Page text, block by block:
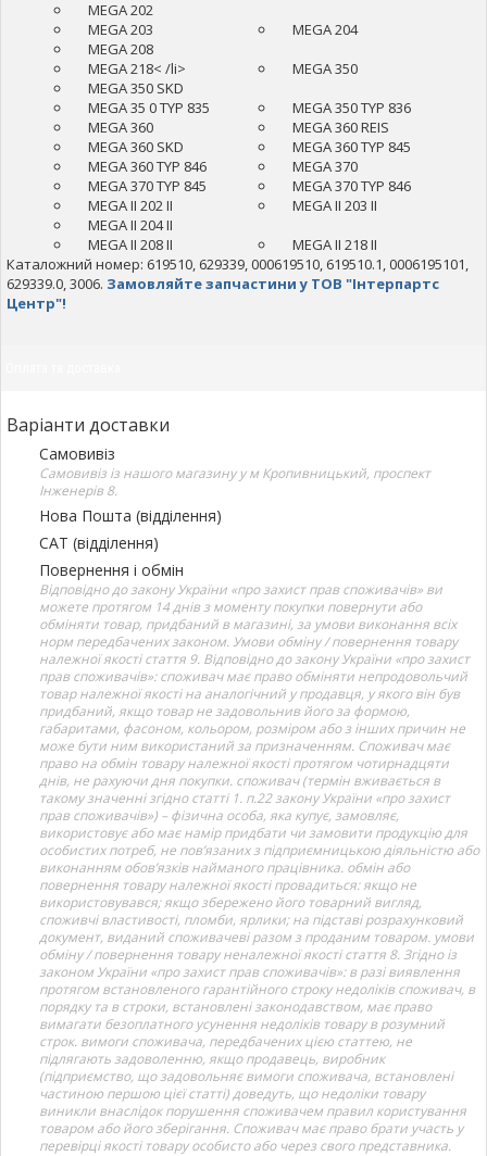
MEGA 202
MEGA 203
MEGA 204
MEGA 208
MEGA 218< /li>
MEGA 350
MEGA 350 SKD
MEGA 35 0 TYP 835
MEGA 350 TYP 836
MEGA 360
MEGA 360 REIS
MEGA 360 SKD
MEGA 360 TYP 845
MEGA 360 TYP 846
MEGA 370
MEGA 370 TYP 845
MEGA 370 TYP 846
MEGA II 202 II
MEGA II 203 II
MEGA II 204 II
MEGA II 208 II
MEGA II 218 II
Каталожний номер: 619510, 629339, 000619510, 619510.1, 0006195101,
629339.0, 3006. Замовляйте запчастини у ТОВ "Інтерпартс
Центр"!
Варіанти доставки
Самовивіз
Самовивіз із нашого магазину у м Кропивницький, проспект
Інженерів 8.
Нова Пошта (відділення)
САТ (відділення)
Повернення і обмін
Відповідно до закону України «про захист прав споживачів» ви
можете протягом 14 днів з моменту покупки повернути або
обміняти товар, придбаний в магазині, за умови виконання всіх
норм передбачених законом. Умови обміну / повернення товару
належної якості стаття 9. Відповідно до закону України «про захист
прав споживачів»: споживач має право обміняти непродовольчий
товар належної якості на аналогічний у продавця, у якого він був
придбаний, якщо товар не задовольнив його за формою,
габаритами, фасоном, кольором, розміром або з інших причин не
може бути ним використаний за призначенням. Споживач має
право на обмін товару належної якості протягом чотирнадцяти
днів, не рахуючи дня покупки. споживач (термін вживається в
такому значенні згідно статті 1. п.22 закону України «про захист
прав споживачів») – фізична особа, яка купує, замовляє,
використовує або має намір придбати чи замовити продукцію для
особистих потреб, не пов’язаних з підприємницькою діяльністю або
виконанням обов’язків найманого працівника. обмін або
повернення товару належної якості провадиться: якщо не
використовувався; якщо збережено його товарний вигляд,
споживчі властивості, пломби, ярлики; на підставі розрахунковий
документ, виданий споживачеві разом з проданим товаром. умови
обміну / повернення товару неналежної якості стаття 8. Згідно із
законом України «про захист прав споживачів»: в разі виявлення
протягом встановленого гарантійного строку недоліків споживач, в
порядку та в строки, встановлені законодавством, має право
вимагати безоплатного усунення недоліків товару в розумний
строк. вимоги споживача, передбачених цією статтею, не
підлягають задоволенню, якщо продавець, виробник
(підприємство, що задовольняє вимоги споживача, встановлені
частиною першою цієї статті) доведуть, що недоліки товару
виникли внаслідок порушення споживачем правил користування
товаром або його зберігання. Споживач має право брати участь у
перевірці якості товару особисто або через свого представника.